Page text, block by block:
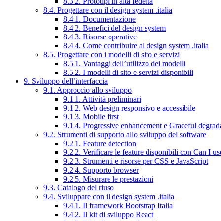
8.4. Progettare con il design system .italia
8.4.1. Documentazione
8.4.2. Benefici del design system
8.4.3. Risorse operative
8.4.4. Come contribuire al design system .italia
8.5. Progettare con i modelli di sito e servizi
8.5.1. Vantaggi dell’utilizzo dei modelli
8.5.2. I modelli di sito e servizi disponibili
9. Sviluppo dell’interfaccia
9.1. Approccio allo sviluppo
9.1.1. Attività preliminari
9.1.2. Web design responsivo e accessibile
9.1.3. Mobile first
9.1.4. Progressive enhancement e Graceful
9.2. Strumenti di supporto allo sviluppo del software
9.2.1. Feature detection
9.2.2. Verificare le feature disponibili con Can I
9.2.3. Strumenti e risorse per CSS e JavaScript
9.2.4. Supporto browser
9.2.5. Misurare le prestazioni
9.3. Catalogo del riuso
9.4. Sviluppare con il design system .italia
9.4.1. Il framework Bootstrap Italia
9.4.2. Il kit di sviluppo React